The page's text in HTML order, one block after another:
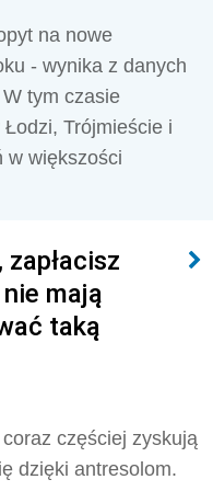
na nowe
- wynika z danych
tym czasie
Trójmieście i
w większości
mają
taką
częściej zyskują
dzięki antresolom.